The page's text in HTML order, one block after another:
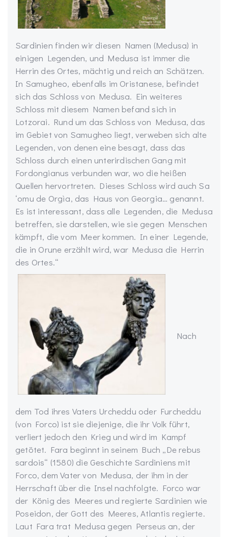
Sardinien finden wir diesen Namen (Medusa) in
einigen Legenden, und Medusa ist immer die
Herrin des Ortes, mächtig und reich an Schätzen.
In Samugheo, ebenfalls im Oristanese, befindet
sich das Schloss von Medusa. Ein weiteres
Schloss mit diesem Namen befand sich in
Lotzorai. Rund um das Schloss von Medusa, das
im Gebiet von Samugheo liegt, verweben sich alte
Legenden, von denen eine besagt, dass das
Schloss durch einen unterirdischen Gang mit
Fordongianus verbunden war, wo die heißen
Quellen hervortreten. Dieses Schloss wird auch Sa
‘omu de Orgìa, das Haus von Georgia… genannt.
Es ist interessant, dass alle Legenden, die Medusa
betreffen, sie darstellen, wie sie gegen Menschen
kämpft, die vom Meer kommen. In einer Legende,
die in Orune erzählt wird, war Medusa die Herrin
des Ortes.“
Nach
dem Tod ihres Vaters Urcheddu oder Furcheddu
(von Forco) ist sie diejenige, die ihr Volk führt,
verliert jedoch den Krieg und wird im Kampf
getötet. Fara beginnt in seinem Buch „De rebus
sardois“ (1580) die Geschichte Sardiniens mit
Forco, dem Vater von Medusa, der ihm in der
Herrschaft über die Insel nachfolgte. Forco war
der König des Meeres und regierte Sardinien wie
Poseidon, der Gott des Meeres, Atlantis regierte.
Laut Fara trat Medusa gegen Perseus an, der